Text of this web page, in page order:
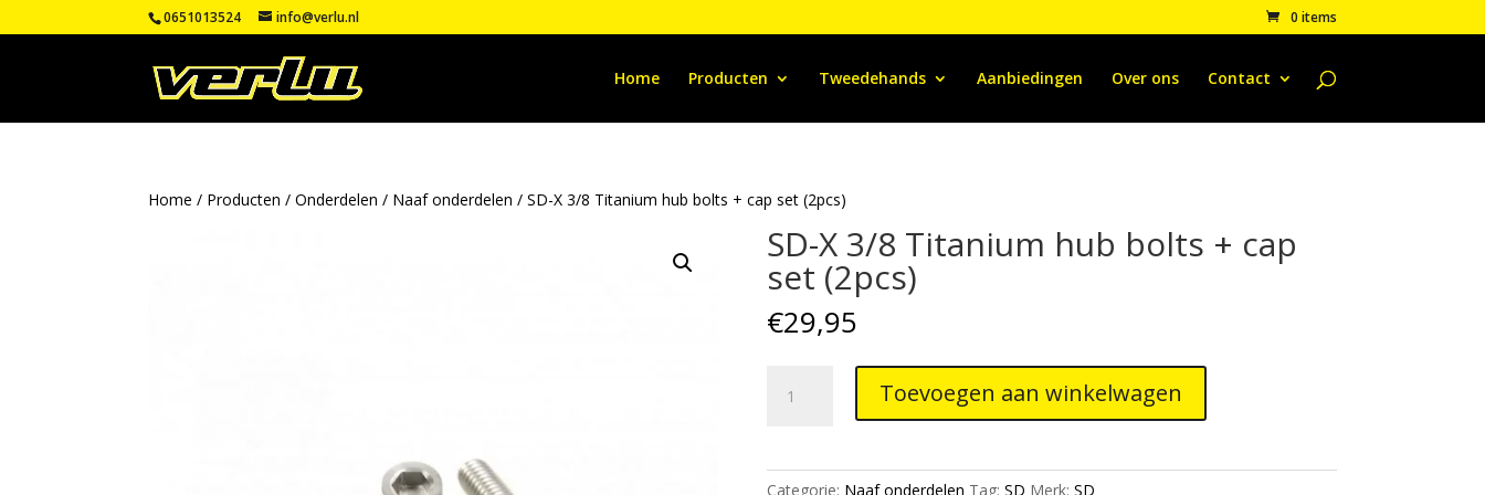
0651013524 info@verlu.nl 0 items
Home Producten Tweedehands Aanbiedingen Over ons Contact
Home / Producten /Onderdelen / Naaf onderdelen / SD-X 3/8 Titanium hub bolts + cap set (2pcs)
SD-X 3/8 Titanium hub bolts + cap
set (2pcs)
€29,95
Toevoegen aan winkelwagen
Categorie: Naaf onderdelen Tag: SD Merk: SD